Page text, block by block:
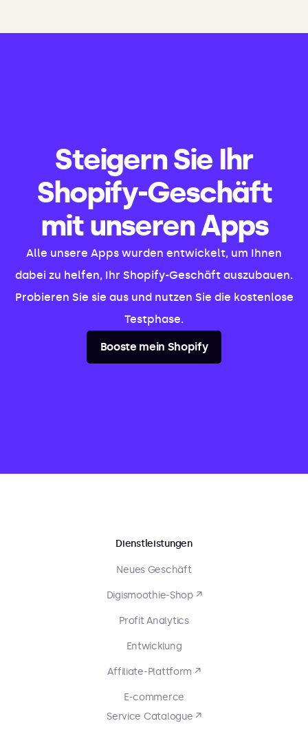
Steigern Sie Ihr
Shopify-Geschäft
mit unseren Apps
Alle unsere Apps wurden entwickelt, um Ihnen
dabei zu helfen, Ihr Shopify-Geschäft auszubauen.
Probieren Sie sie aus und nutzen Sie die kostenlose
Testphase.
Booste mein Shopify
Dienstleistungen
Neues Geschäft
Digismoothie-Shop ↗
Profit Analytics
Entwicklung
Affiliate-Plattform ↗
E-commerce
Service Catalogue ↗